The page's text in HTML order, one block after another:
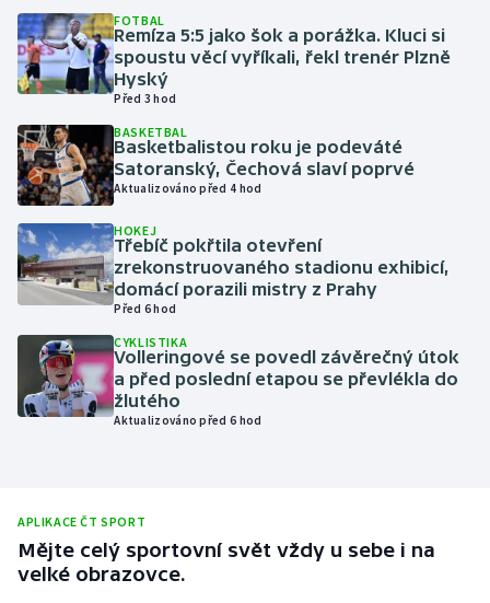
Krasobruslení
Lezení
Lyže a snowboard
Moderní pětiboj
Motorsport
Olympijské hry
Parasport
Plavání
Ragby
Rychlobruslení
FOTBAL
Remíza 5:5 jako šok a porážka. Kluci si
spoustu věcí vyříkali, řekl trenér Plzně
Hyský
Před 3 hod
BASKETBAL
Basketbalistou roku je podeváté
Satoranský, Čechová slaví poprvé
Aktualizováno před 4 hod
HOKEJ
Třebíč pokřtila otevření
zrekonstruovaného stadionu exhibicí,
domácí porazili mistry z Prahy
Před 6 hod
CYKLISTIKA
Volleringové se povedl závěrečný útok
a před poslední etapou se převlékla do
žlutého
Aktualizováno před 6 hod
APLIKACE ČT SPORT
Mějte celý sportovní svět vždy u sebe i na
velké obrazovce.